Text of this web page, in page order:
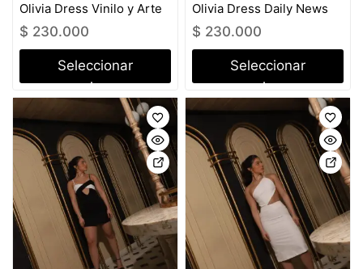
Olivia Dress Vinilo y Arte
$ 230.000
Seleccionar
opciones
Olivia Dress Daily News
$ 230.000
Seleccionar
opciones